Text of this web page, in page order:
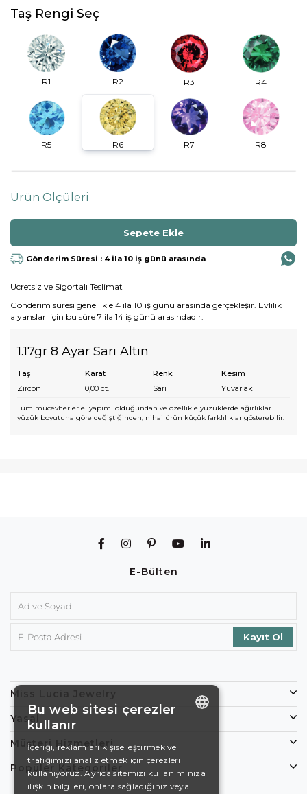
Taş Rengi Seç
R1 R2 R3 R4
R5 R6 R7 R8
Ürün Ölçüleri
Gönderim Süresi : 4 ila 10 iş günü arasında
Ücretsiz ve Sigortalı Teslimat
Gönderim süresi genellikle 4 ila 10 iş günü arasında gerçekleşir. Evlilik
alyansları için bu süre 7 ila 14 iş günü arasındadır.
1.17gr 8 Ayar Sarı Altın
Taş Karat Renk
Kesim
Zircon
0,00 ct. Sarı Yuvarlak
Tüm mücevherler el yapımı olduğundan ve özellikle yüzüklerde ağırlıklar
yüzük boyutuna göre değiştiğinden, nihai ürün küçük farklılıklar gösterebilir.
E-Bülten
Miss Lucia Jewelry
Yasal
Müşteri Hizmetleri
Popüler Kategoriler
DE
EN
Bu web sitesi çerezler
kullanır
İçeriği, reklamları kişiselleştirmek ve
trafiğimizi analiz etmek için çerezleri
kullanıyoruz. Ayrıca sitemizi kullanımınıza
ilişkin bilgileri, onlara sağladığınız veya